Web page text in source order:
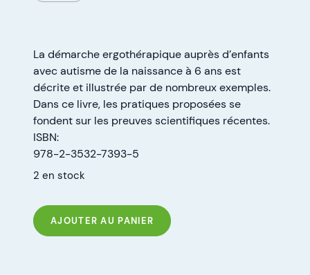
La démarche ergothérapique auprès d’enfants
avec autisme de la naissance à 6 ans est
décrite et illustrée par de nombreux exemples.
Dans ce livre, les pratiques proposées se
fondent sur les preuves scientifiques récentes.
ISBN:
978-2-3532-7393-5
2 en stock
AJOUTER AU PANIER